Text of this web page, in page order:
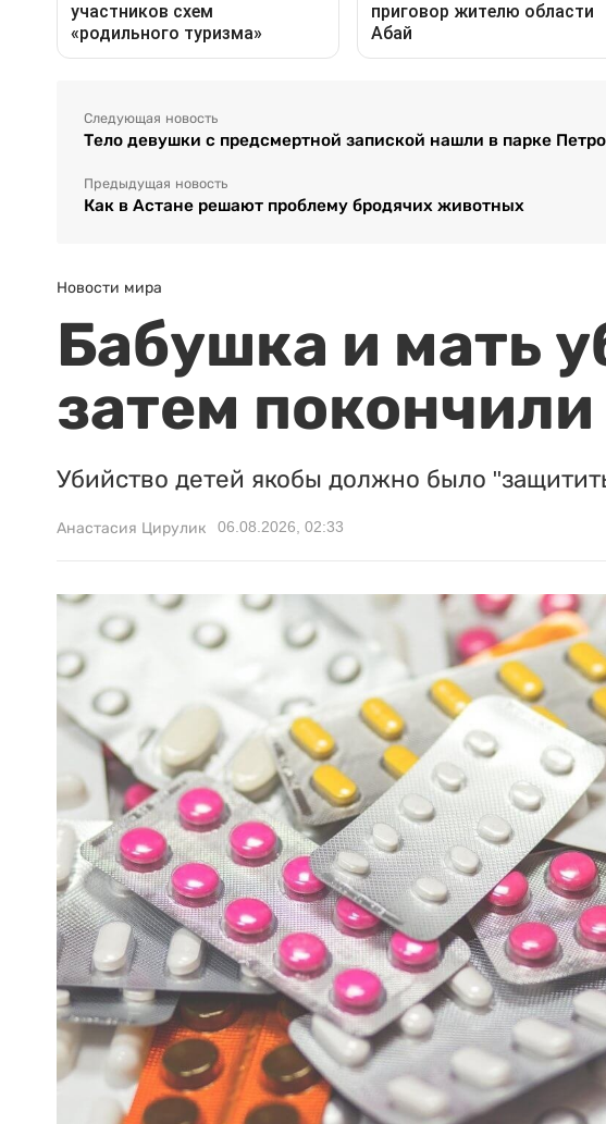
Следующая новость
Тело девушки с предсмертной запиской нашли в парке
Предыдущая новость
Как в Астане решают проблему бродячих животных
Новости мира
Бабушка и мать
затем покончили
Убийство детей якобы должно было
Анастасия Цирулик 06.08.2026, 02:33